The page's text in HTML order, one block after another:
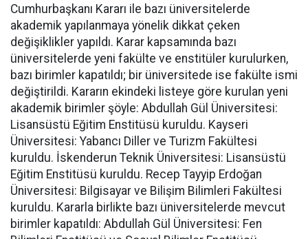
Cumhurbaşkanı Kararı ile bazı üniversitelerde
akademik yapılanmaya yönelik dikkat çeken
değişiklikler yapıldı. Karar kapsamında bazı
üniversitelerde yeni fakülte ve enstitüler kurulurken,
bazı birimler kapatıldı; bir üniversitede ise fakülte ismi
değiştirildi. Kararın ekindeki listeye göre kurulan yeni
akademik birimler şöyle: Abdullah Gül Üniversitesi:
Lisansüstü Eğitim Enstitüsü kuruldu. Kayseri
Üniversitesi: Yabancı Diller ve Turizm Fakültesi
kuruldu. İskenderun Teknik Üniversitesi: Lisansüstü
Eğitim Enstitüsü kuruldu. Recep Tayyip Erdoğan
Üniversitesi: Bilgisayar ve Bilişim Bilimleri Fakültesi
kuruldu. Kararla birlikte bazı üniversitelerde mevcut
birimler kapatıldı: Abdullah Gül Üniversitesi: Fen